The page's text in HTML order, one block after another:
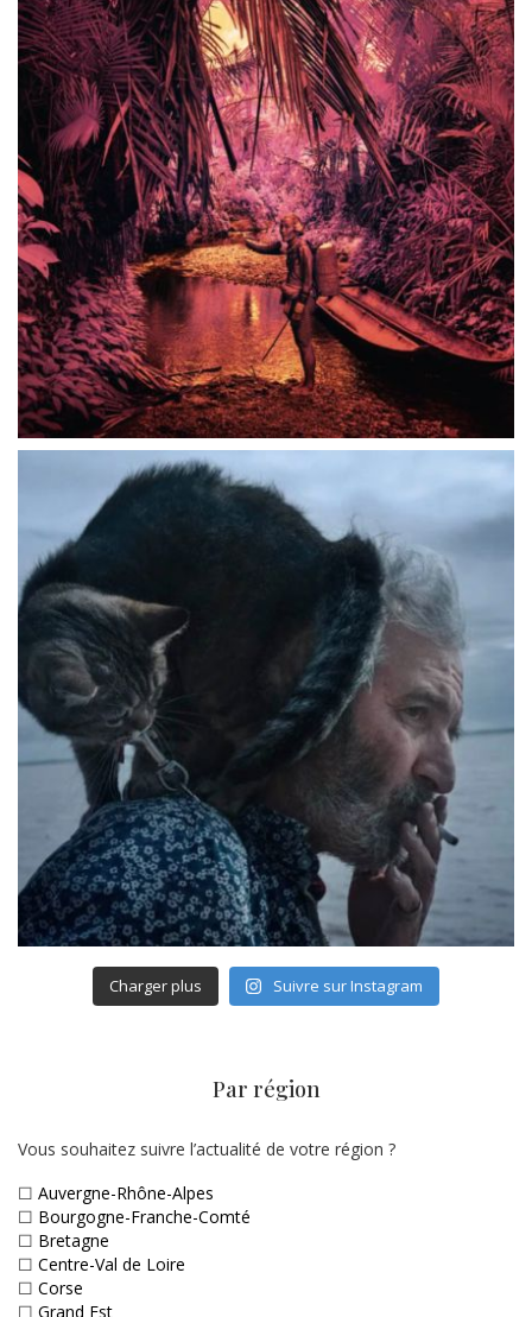
Charger plus Suivre sur Instagram
Par région
Vous souhaitez suivre l’actualité de votre région ?
☐ Auvergne-Rhône-Alpes
☐ Bourgogne-Franche-Comté
☐ Bretagne
☐ Centre-Val de Loire
☐ Corse
☐ Grand Est